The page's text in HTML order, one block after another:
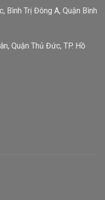
Bình Trị Đông A, Quận Bình
Quận Thủ Đức, TP. Hồ